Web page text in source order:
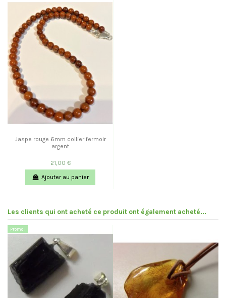
Jaspe rouge 6mm collier fermoir
argent
21,00 €
Ajouter au panier
Les clients qui ont acheté ce produit ont également acheté...
Promo !